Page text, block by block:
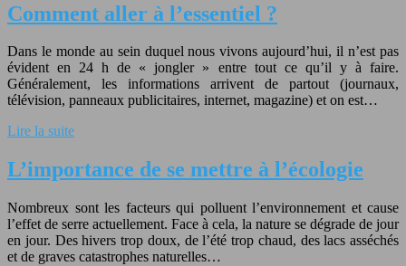
Comment aller à l’essentiel ?
Dans le monde au sein duquel nous vivons aujourd’hui, il n’est pas
évident en 24 h de « jongler » entre tout ce qu’il y à faire.
Généralement, les informations arrivent de partout (journaux,
télévision, panneaux publicitaires, internet, magazine) et on est…
Lire la suite
L’importance de se mettre à l’écologie
Nombreux sont les facteurs qui polluent l’environnement et cause
l’effet de serre actuellement. Face à cela, la nature se dégrade de jour
en jour. Des hivers trop doux, de l’été trop chaud, des lacs asséchés
et de graves catastrophes naturelles…